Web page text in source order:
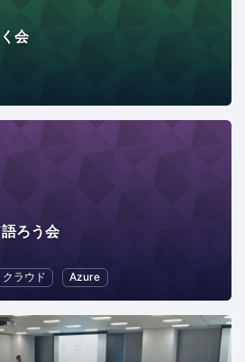
会
ろう会
クラウド Azure